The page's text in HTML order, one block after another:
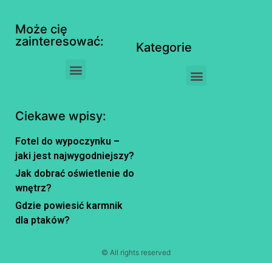
Może cię
zainteresować:
Kategorie
Ciekawe wpisy:
Fotel do wypoczynku –
jaki jest najwygodniejszy?
Jak dobrać oświetlenie do
wnętrz?
Gdzie powiesić karmnik
dla ptaków?
© All rights reserved